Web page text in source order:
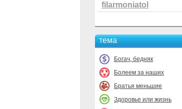
filarmoniatol
тема
Богач, бедняк
Болеем за наших
Братья меньшие
Здоровье или жизнь